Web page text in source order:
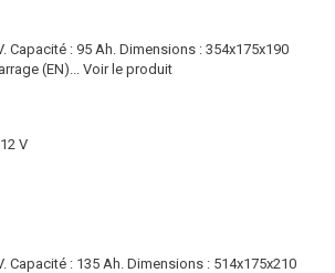
Capacité : 95 Ah. Dimensions : 354x175x190
(EN)... Voir le produit
V
Capacité : 135 Ah. Dimensions : 514x175x210